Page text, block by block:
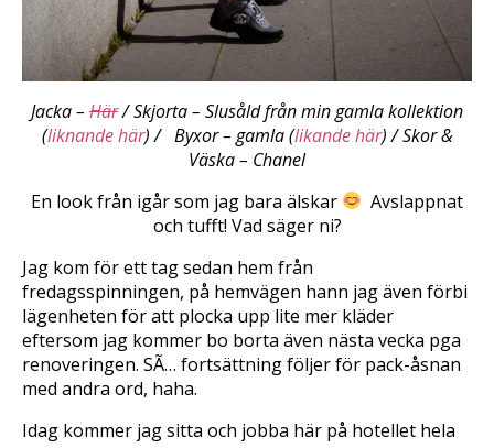
Jacka – Här/ Skjorta – Slusåld från min gamla kollektion
(liknande här) / Byxor – gamla (likande här) / Skor &
Väska – Chanel
En look från igår som jag bara älskar
 Avslappnat
och tufft! Vad säger ni?
Jag kom för ett tag sedan hem från
fredagsspinningen, på hemvägen hann jag även förbi
lägenheten för att plocka upp lite mer kläder
eftersom jag kommer bo borta även nästa vecka pga
renoveringen. SÃ… fortsättning följer för pack-åsnan
med andra ord, haha.
Idag kommer jag sitta och jobba här på hotellet hela